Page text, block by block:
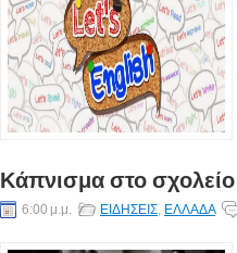
Κάπνισμα στο
6:00 μ.μ. ΕΙΔΗΣΕΙΣ, ΕΛΛΑΔΑ